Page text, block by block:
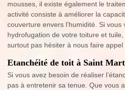
mousses, il existe également le
activité consiste à améliorer la
couverture envers l’humidité. Si
hydrofugation de votre toiture et
surtout pas hésiter à nous faire appel
Etanchéité de toit à Saint
Si vous avez besoin de réaliser
pas à entretenir sa tenue. Que vous